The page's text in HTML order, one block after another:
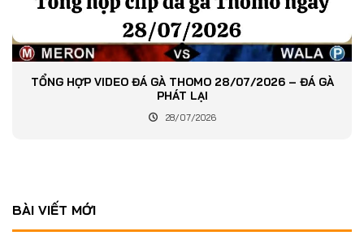
TỔNG HỢP VIDEO ĐÁ GÀ THOMO 28/07/2026 – ĐÁ GÀ
PHÁT LẠI
28/07/2026
BÀI VIẾT MỚI